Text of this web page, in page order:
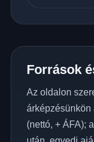
Források
Az oldalon
(nettó, + ÁFA);